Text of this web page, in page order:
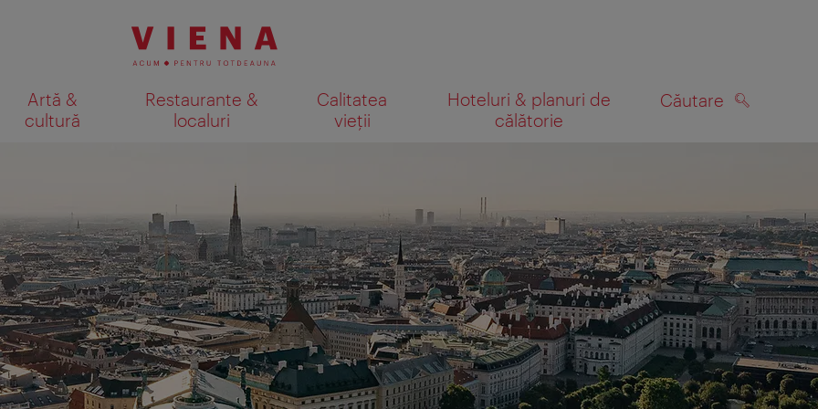
Artă &
cultură
Restaurante &
localuri
Calitatea
vieții
Hoteluri & planuri de
călătorie
Căutare